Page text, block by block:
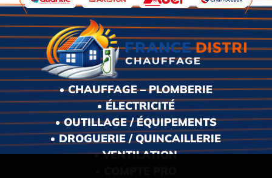
CHAUFFAGE – PLOMBERIE
ÉLECTRICITÉ
OUTILLAGE / ÉQUIPEMENTS
DROGUERIE / QUINCAILLERIE
VENTILATION